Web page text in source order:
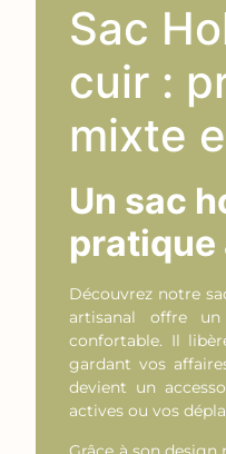
Sac
cuir :
mixte
Un sac
pratique
Découvrez notre
artisanal offre
confortable. Il
gardant vos
devient un
actives ou vos